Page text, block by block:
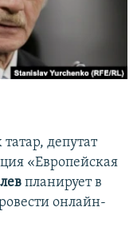
депутат
«Европейская
планирует в
онлайн-